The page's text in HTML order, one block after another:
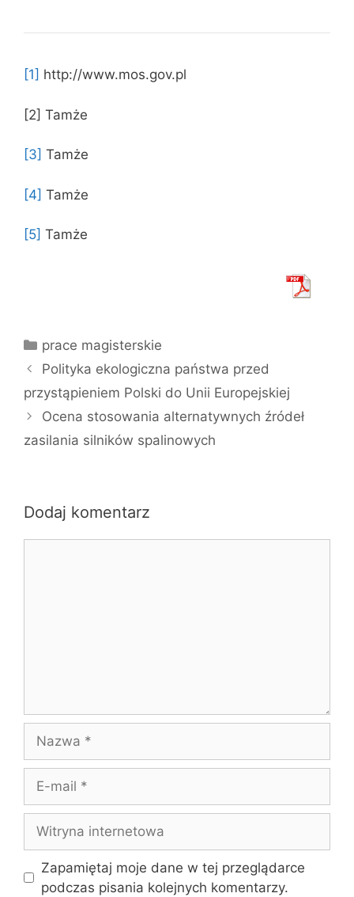
[1] http://www.mos.gov.pl
[2] Tamże
[3] Tamże
[4] Tamże
[5] Tamże
Kategorie
prace magisterskie
Polityka ekologiczna państwa przed
przystąpieniem Polski do Unii Europejskiej
Ocena stosowania alternatywnych źródeł
zasilania silników spalinowych
Dodaj komentarz
mail
internetowa
Zapamiętaj moje dane w tej przeglądarce
podczas pisania kolejnych komentarzy.